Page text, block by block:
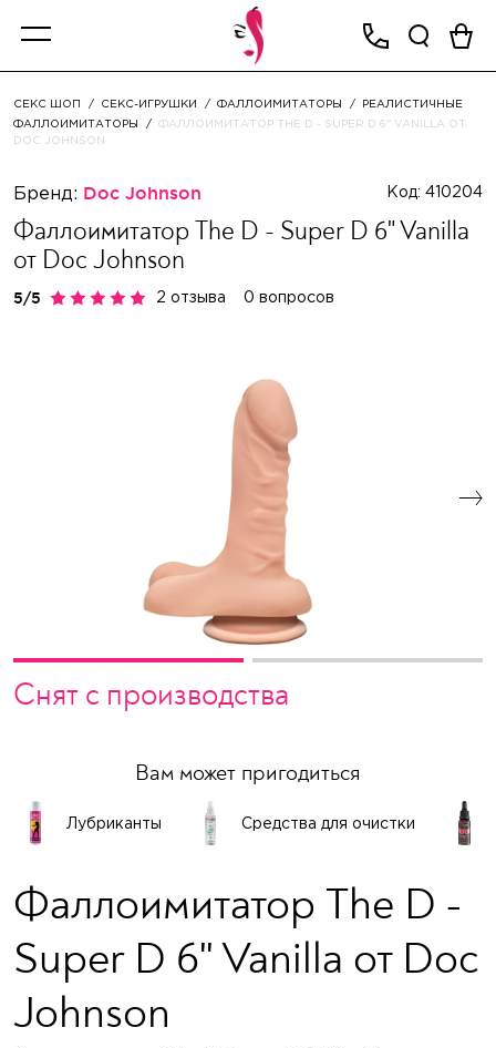
СЕКС ШОП СЕКС-ИГРУШКИ ФАЛЛОИМИТАТОРЫ
РЕАЛИСТИЧНЫЕ
ФАЛЛОИМИТАТОРЫ
ФАЛЛОИМИТАТОР THE D - SUPER D 6" VANILLA ОТ
DOC JOHNSON
Бренд: Doc Johnson Код: 410204
Фаллоимитатор The D - Super D 6" Vanilla
от Doc Johnson
2 отзыва 0 вопросов
Снят с производства
Вам может пригодиться
Лубриканты Средства для очистки
Фаллоимитатор The D -
Super D 6" Vanilla от Doc
Johnson